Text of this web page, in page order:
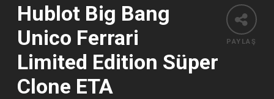
PAYLAŞ
Hublot Big Bang
Unico Ferrari
Limited Edition Süper
Clone ETA